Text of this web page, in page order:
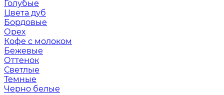
Голубые
Цвета дуб
Бордовые
Орех
Кофе с молоком
Бежевые
Оттенок
Светлые
Темные
Черно белые